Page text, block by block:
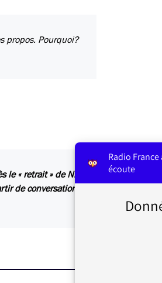
propos. Pourquoi?
« retrait » de Nicolas Sarkozy, lui qui
de conversations enregistrées. France
Radio France
écoute